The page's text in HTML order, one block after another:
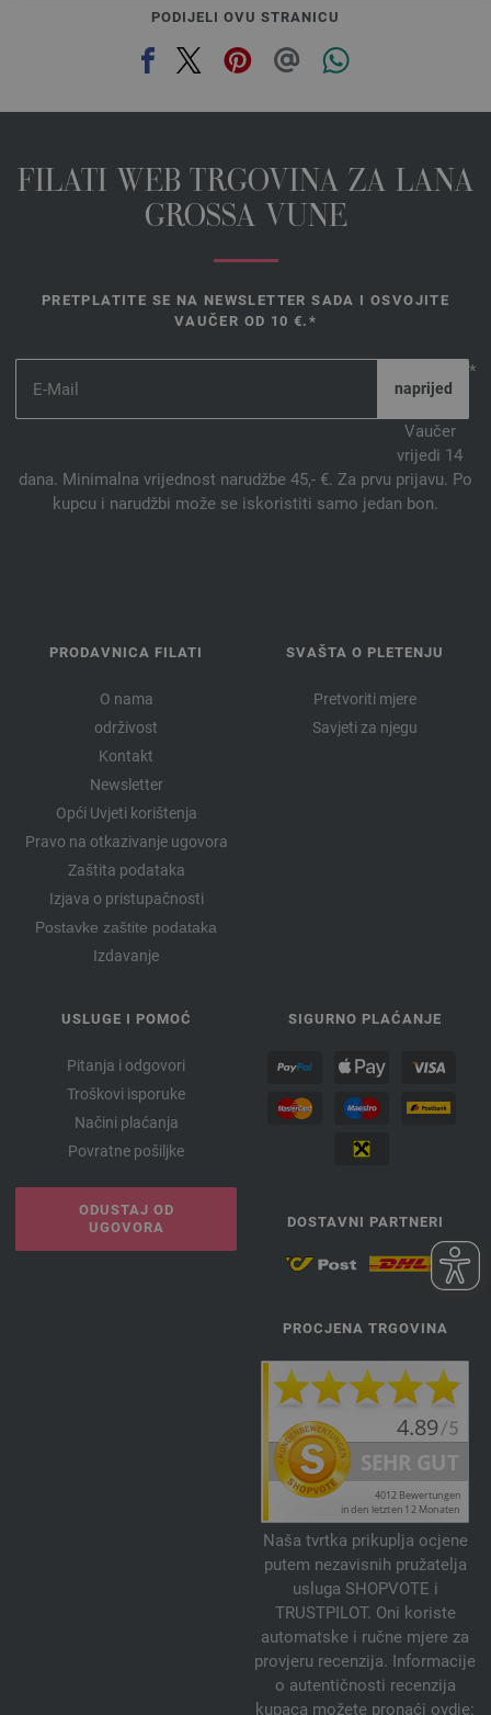
PODIJELI OVU STRANICU
FILATI WEB TRGOVINA ZA LANA
GROSSA VUNE
PRETPLATITE SE NA NEWSLETTER SADA I OSVOJITE
VAUČER OD 10 €.*
*
Vaučer
vrijedi 14
dana. Minimalna vrijednost narudžbe 45,- €. Za prvu prijavu. Po
kupcu i narudžbi može se iskoristiti samo jedan bon.
PRODAVNICA FILATI
O nama
održivost
Kontakt
Newsletter
Opći Uvjeti korištenja
Pravo na otkazivanje ugovora
Zaštita podataka
Izjava o pristupačnosti
Postavke zaštite podataka
Izdavanje
SVAŠTA O PLETENJU
Pretvoriti mjere
Savjeti za njegu
USLUGE I POMOĆ
Pitanja i odgovori
Troškovi isporuke
Načini plaćanja
Povratne pošiljke
ODUSTAJ OD
UGOVORA
SIGURNO PLAĆANJE
DOSTAVNI PARTNERI
PROCJENA TRGOVINA
Naša tvrtka prikuplja ocjene
putem nezavisnih pružatelja
usluga SHOPVOTE i
TRUSTPILOT. Oni koriste
automatske i ručne mjere za
provjeru recenzija. Informacije
o autentičnosti recenzija
kupaca možete pronaći ovdje: